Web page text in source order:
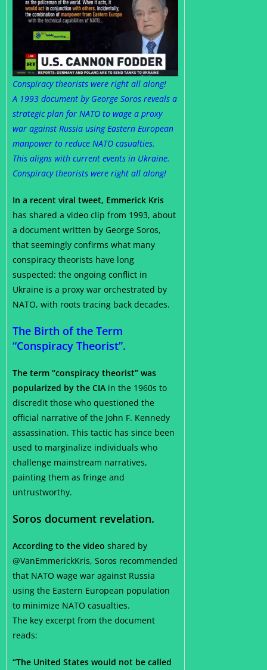
Conspiracy theorists were right all along!
A 1993 document by George Soros reveals a
strategic plan for NATO to wage a proxy
war against Russia using Eastern European
manpower to reduce NATO casualties.
This aligns with current events in Ukraine.
Conspiracy theorists were right all along!
In a recent viral tweet, Emmerick Kris
has shared a video clip from 1993, about
a document written by George Soros,
that seemingly confirms what many
conspiracy theorists have long
suspected: the ongoing conflict in
Ukraine is a proxy war orchestrated by
NATO, with roots tracing back decades.
The Birth of the Term
“Conspiracy Theorist”.
The term “conspiracy theorist” was
popularized by the CIA in the 1960s to
discredit those who questioned the
official narrative of the John F. Kennedy
assassination. This tactic has since been
used to marginalize individuals who
challenge mainstream narratives,
painting them as fringe and
untrustworthy.
Soros document revelation.
According to the video shared by
@VanEmmerickKris, Soros recommended
that NATO wage war against Russia
using the Eastern European population
to minimize NATO casualties.
The key excerpt from the document
reads:
“The United States would not be called